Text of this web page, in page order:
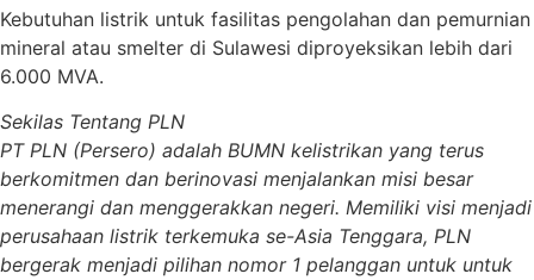
Kebutuhan listrik untuk fasilitas pengolahan dan pemurnian
mineral atau smelter di Sulawesi diproyeksikan lebih dari
6.000 MVA.
Sekilas Tentang PLN
PT PLN (Persero) adalah BUMN kelistrikan yang terus
berkomitmen dan berinovasi menjalankan misi besar
menerangi dan menggerakkan negeri. Memiliki visi menjadi
perusahaan listrik terkemuka se-Asia Tenggara, PLN
bergerak menjadi pilihan nomor 1 pelanggan untuk untuk